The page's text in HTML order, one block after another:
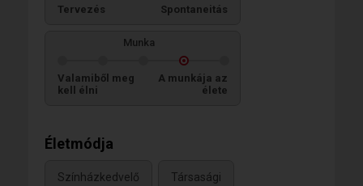
Tervezés Spontaneitás
Munka
Valamiből meg
kell élni
A munkája az
élete
Életmódja
Színházkedvelő Társasági